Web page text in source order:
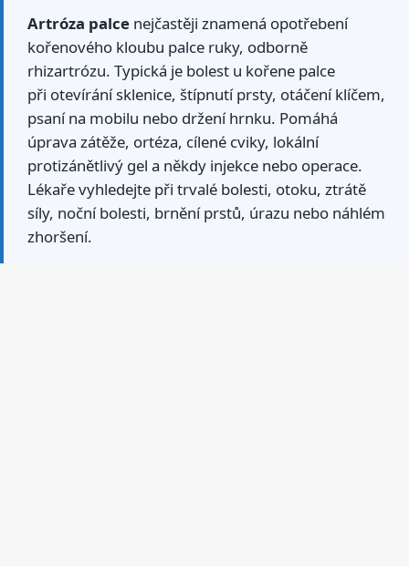
Artróza palce nejčastěji znamená opotřebení
kořenového kloubu palce ruky, odborně
rhizartrózu. Typická je bolest u kořene palce
při otevírání sklenice, štípnutí prsty, otáčení klíčem,
psaní na mobilu nebo držení hrnku. Pomáhá
úprava zátěže, ortéza, cílené cviky, lokální
protizánětlivý gel a někdy injekce nebo operace.
Lékaře vyhledejte při trvalé bolesti, otoku, ztrátě
síly, noční bolesti, brnění prstů, úrazu nebo náhlém
zhoršení.